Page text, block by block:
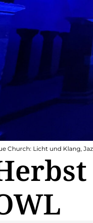
Church: Licht und Klang,